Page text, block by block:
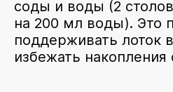
соды и воды (2
на 200 мл воды). Это
поддерживать лоток
избежать накопления